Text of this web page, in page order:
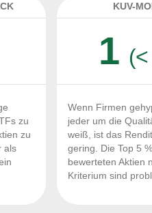
zu
zu
als
KUV-
1
Wenn Firmen
jeder um die
weiß, ist das
gering. Die Top 5
bewerteten Aktien
Kriterium sind